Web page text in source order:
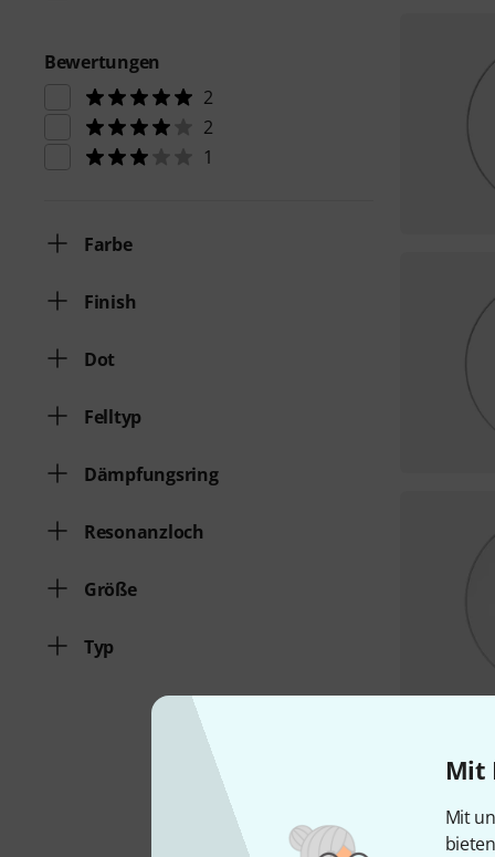
Mit
Mit
Bewertungen
2
2
1
Farbe
Finish
Dot
Felltyp
Dämpfungsring
Resonanzloch
Größe
Typ